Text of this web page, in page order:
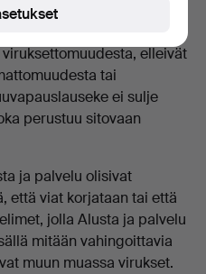
siitä, ettei
elleivät
tai
ei sulje
perustuu sitovaan
ja palvelu olisivat
että viat korjataan tai että
jolla Alusta ja palvelu
mitään vahingoittavia
muun muassa virukset.